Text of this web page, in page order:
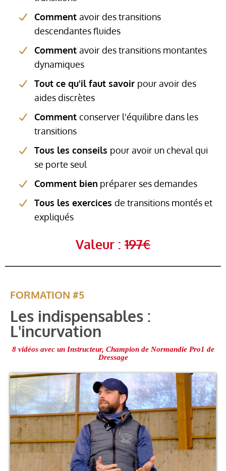
Comment avoir des transitions
descendantes fluides
Comment avoir des transitions montantes
dynamiques
Tout ce qu'il faut savoir pour avoir des
aides discrètes
Comment conserver l'équilibre dans les
transitions
Tous les conseils pour avoir un cheval qui
se porte seul
Comment bien préparer ses demandes
Tous les exercices de transitions montés et
expliqués
Valeur : 197€
FORMATION #5
Les indispensables :
L'incurvation
8 vidéos avec un Instructeur, Champion de Normandie Pro1 de
Dressage